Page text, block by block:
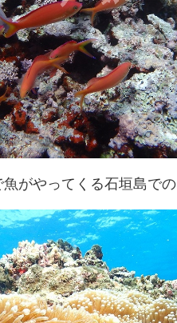
がやってくる石垣島で